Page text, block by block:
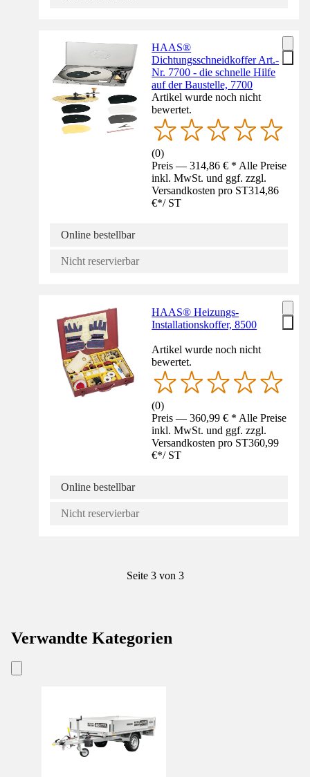
HAAS®
Dichtungsschneidkoffer Art.-
Nr. 7700 - die schnelle Hilfe
auf der Baustelle, 7700
Artikel wurde noch nicht
bewertet.
(0)
Preis — 314,86 € * Alle Preise
inkl. MwSt. und ggf. zzgl.
Versandkosten pro ST314,86
€*/ ST
Online bestellbar
Nicht reservierbar
HAAS® Heizungs-
Installationskoffer, 8500
Artikel wurde noch nicht
bewertet.
(0)
Preis — 360,99 € * Alle Preise
inkl. MwSt. und ggf. zzgl.
Versandkosten pro ST360,99
€*/ ST
Online bestellbar
Nicht reservierbar
Seite 3 von 3
Verwandte Kategorien